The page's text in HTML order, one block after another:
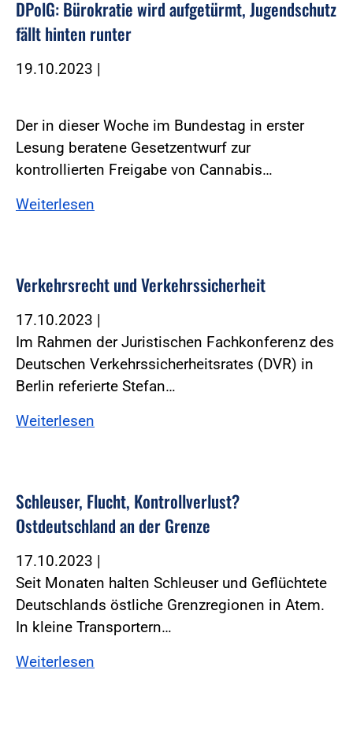
DPolG: Bürokratie wird aufgetürmt, Jugendschutz
fällt hinten runter
19.10.2023 |
Der in dieser Woche im Bundestag in erster
Lesung beratene Gesetzentwurf zur
kontrollierten Freigabe von Cannabis…
Weiterlesen
Verkehrsrecht und Verkehrssicherheit
17.10.2023 |
Im Rahmen der Juristischen Fachkonferenz des
Deutschen Verkehrssicherheitsrates (DVR) in
Berlin referierte Stefan…
Weiterlesen
Schleuser, Flucht, Kontrollverlust?
Ostdeutschland an der Grenze
17.10.2023 |
Seit Monaten halten Schleuser und Geflüchtete
Deutschlands östliche Grenzregionen in Atem.
In kleine Transportern…
Weiterlesen